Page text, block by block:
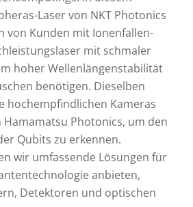
Laser von NKT Photonics
von Kunden mit Ionenfallen-
mit schmaler
hoher Wellenlängenstabilität
benötigen. Dieselben
hochempfindlichen Kameras
Hamamatsu Photonics, um den
Qubits zu erkennen.
wir umfassende Lösungen für
anbieten,
Detektoren und optischen